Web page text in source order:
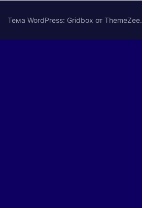
Тема WordPress: Gridbox от ThemeZee.